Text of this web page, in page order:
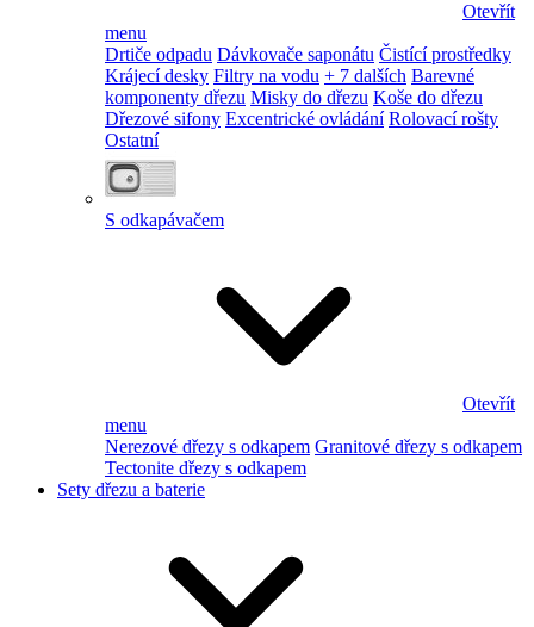
Otevřít
menu
Drtiče odpadu Dávkovače saponátu Čistící prostředky
Krájecí desky Filtry na vodu + 7 dalších Barevné
komponenty dřezu Misky do dřezu Koše do dřezu
Dřezové sifony Excentrické ovládání Rolovací rošty
Ostatní
S odkapávačem
Otevřít
menu
Nerezové dřezy s odkapem Granitové dřezy s odkapem
Tectonite dřezy s odkapem
Sety dřezu a baterie